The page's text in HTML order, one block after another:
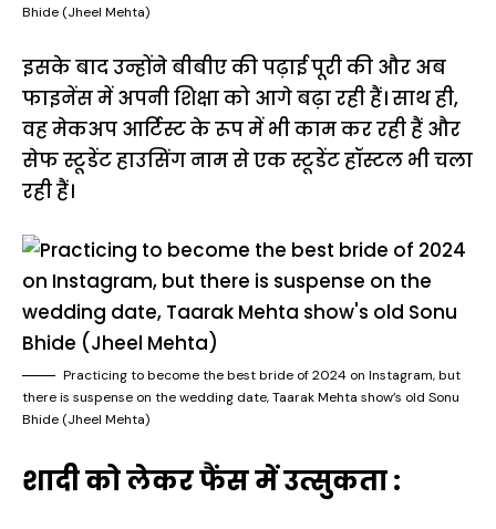
Bhide (Jheel Mehta)
इसके बाद उन्होंने बीबीए की पढ़ाई पूरी की और अब
फाइनेंस में अपनी शिक्षा को आगे बढ़ा रही हैं। साथ ही,
वह मेकअप आर्टिस्ट के रूप में भी काम कर रही हैं और
सेफ स्टूडेंट हाउसिंग नाम से एक स्टूडेंट हॉस्टल भी चला
रही हैं।
Practicing to become the best bride of 2024 on Instagram, but
there is suspense on the wedding date, Taarak Mehta show’s old Sonu
Bhide (Jheel Mehta)
शादी को लेकर फैंस में उत्सुकता :